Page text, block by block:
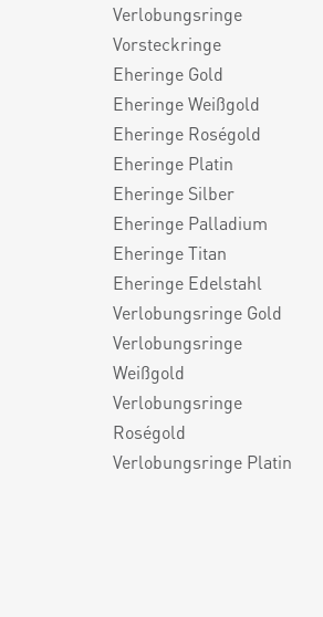
Verlobungsringe
Vorsteckringe
Eheringe Gold
Eheringe Weißgold
Eheringe Roségold
Eheringe Platin
Eheringe Silber
Eheringe Palladium
Eheringe Titan
Eheringe Edelstahl
Verlobungsringe Gold
Verlobungsringe
Weißgold
Verlobungsringe
Roségold
Verlobungsringe Platin